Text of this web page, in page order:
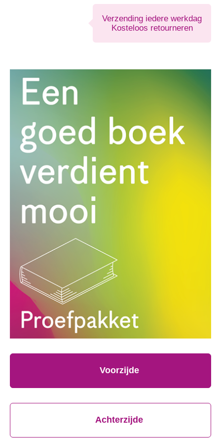
Voorzijde
Achterzijde
Verzending iedere werkdag
Kosteloos retourneren